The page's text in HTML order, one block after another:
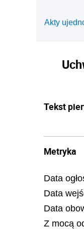
Akty
Tekst
Metryka
Data
Data
Data
Z mocą